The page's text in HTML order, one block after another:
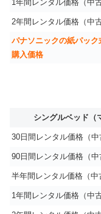
1年間レンタル価格（中古
2年間レンタル価格（中古
パナソニックの紙パック
購入価格
シングルベッド（
30日間レンタル価格（中
90日間レンタル価格（中
半年間レンタル価格（中
1年間レンタル価格（中古